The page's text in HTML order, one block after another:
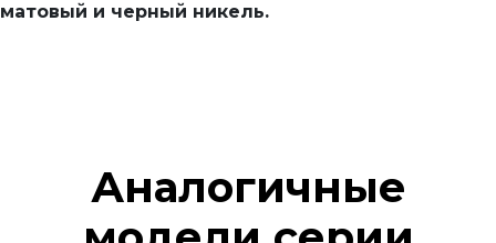
матовый и черный никель.
Аналогичные